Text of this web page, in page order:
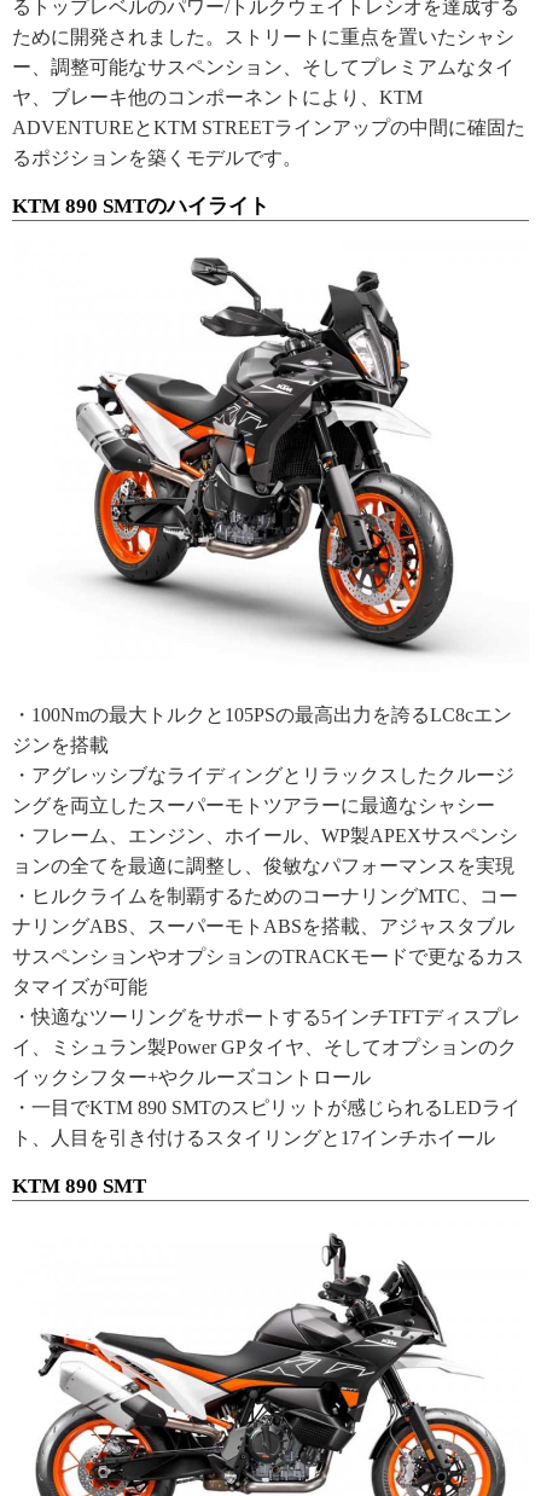
るトップレベルのパワー/トルクウェイトレシオを達成する
ために開発されました。ストリートに重点を置いたシャシ
ー、調整可能なサスペンション、そしてプレミアムなタイ
ヤ、ブレーキ他のコンポーネントにより、KTM
ADVENTUREとKTM STREETラインアップの中間に確固た
るポジションを築くモデルです。
KTM 890 SMTのハイライト
・100Nmの最大トルクと105PSの最高出力を誇るLC8cエン
ジンを搭載
・アグレッシブなライディングとリラックスしたクルージ
ングを両立したスーパーモトツアラーに最適なシャシー
・フレーム、エンジン、ホイール、WP製APEXサスペンシ
ョンの全てを最適に調整し、俊敏なパフォーマンスを実現
・ヒルクライムを制覇するためのコーナリングMTC、コー
ナリングABS、スーパーモトABSを搭載、アジャスタブル
サスペンションやオプションのTRACKモードで更なるカス
タマイズが可能
・快適なツーリングをサポートする5インチTFTディスプレ
イ、ミシュラン製Power GPタイヤ、そしてオプションのク
イックシフター+やクルーズコントロール
・一目でKTM 890 SMTのスピリットが感じられるLEDライ
ト、人目を引き付けるスタイリングと17インチホイール
KTM 890 SMT